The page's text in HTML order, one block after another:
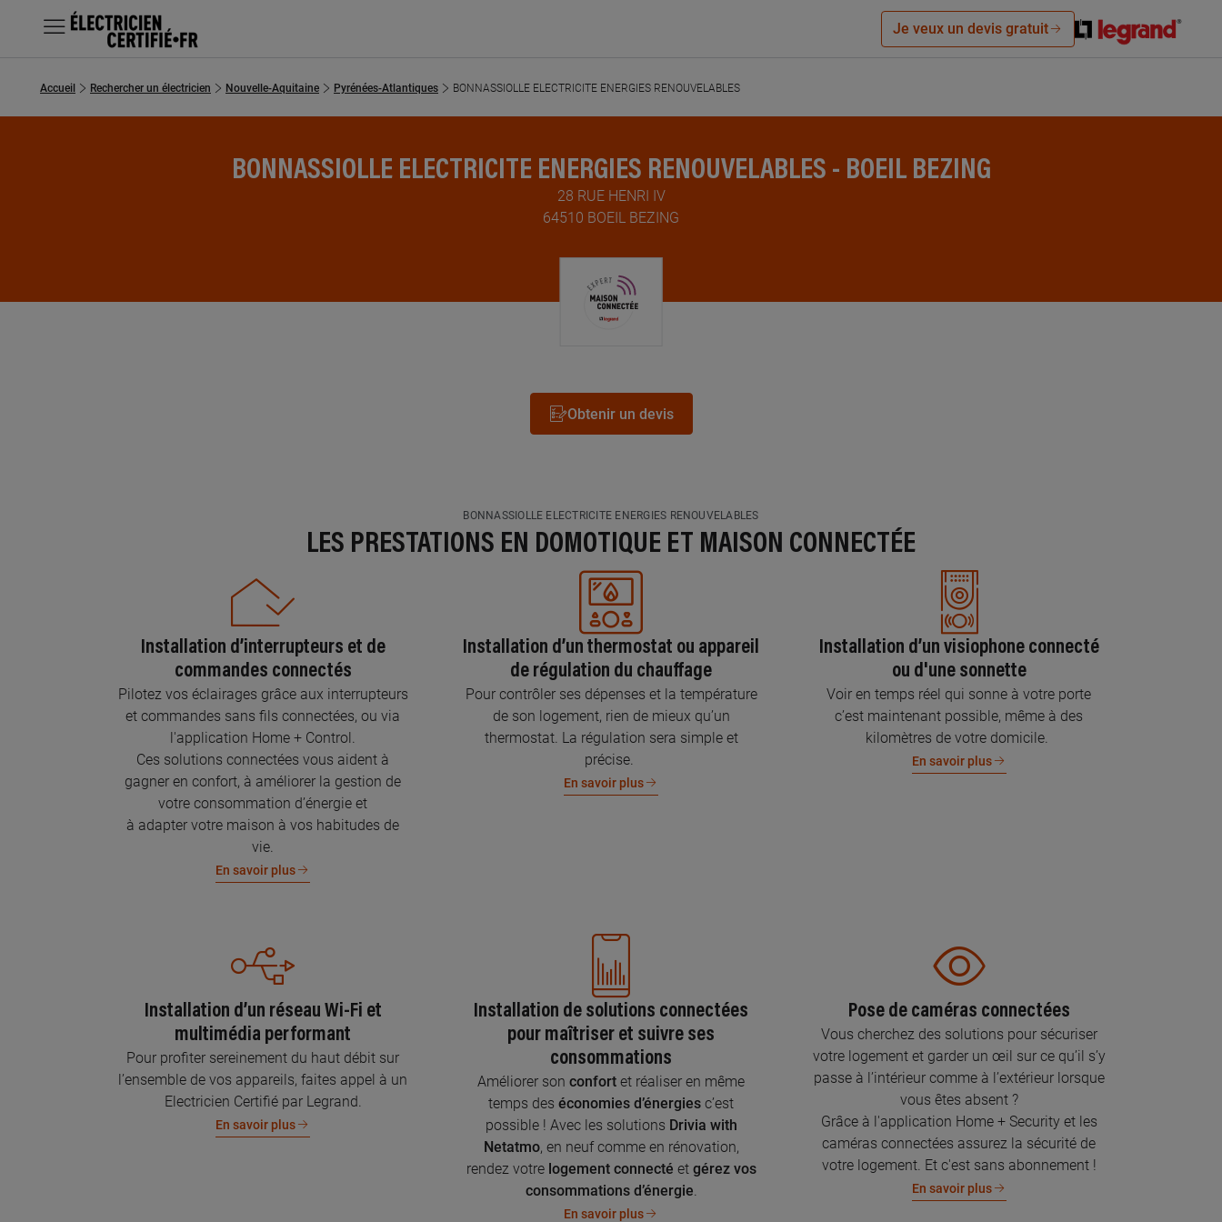
MENU
Chercher un électricien
Je veux un devis gratuit
Accueil Rechercher un électricien Nouvelle-Aquitaine Pyrénées-Atlantiques BONNASSIOLLE ELECTRICITE ENERGIES RENOUVELABLES
BONNASSIOLLE ELECTRICITE ENERGIES RENOUVELABLES - BOEIL BEZING
28 RUE HENRI IV
64510 BOEIL BEZING
Obtenir un devis
BONNASSIOLLE ELECTRICITE ENERGIES RENOUVELABLES
LES PRESTATIONS EN DOMOTIQUE ET MAISON CONNECTÉE
Installation d’interrupteurs et de
commandes connectés
Pilotez vos éclairages grâce aux interrupteurs
et commandes sans fils connectées, ou via
l'application Home + Control.
Ces solutions connectées vous aident à
gagner en confort, à améliorer la gestion de
votre consommation d’énergie et
à adapter votre maison à vos habitudes de
vie.
En savoir plus
Installation d’un thermostat ou appareil
de régulation du chauffage
Pour contrôler ses dépenses et la température
de son logement, rien de mieux qu’un
thermostat. La régulation sera simple et
précise.
En savoir plus
Installation d’un visiophone connecté
ou d'une sonnette
Voir en temps réel qui sonne à votre porte
c’est maintenant possible, même à des
kilomètres de votre domicile.
En savoir plus
Installation d’un réseau Wi-Fi et
multimédia performant
Pour profiter sereinement du haut débit sur
l’ensemble de vos appareils, faites appel à un
Electricien Certifié par Legrand.
En savoir plus
Installation de solutions connectées
pour maîtriser et suivre ses
consommations
Améliorer son confort et réaliser en même
temps des économies d’énergies c’est
possible ! Avec les solutions Drivia with
Netatmo, en neuf comme en rénovation,
rendez votre logement connecté et gérez vos
consommations d’énergie.
En savoir plus
Pose de caméras connectées
Vous cherchez des solutions pour sécuriser
votre logement et garder un œil sur ce qu’il s’y
passe à l’intérieur comme à l’extérieur lorsque
vous êtes absent ?
Grâce à l'application Home + Security et les
caméras connectées assurez la sécurité de
votre logement. Et c'est sans abonnement !
En savoir plus